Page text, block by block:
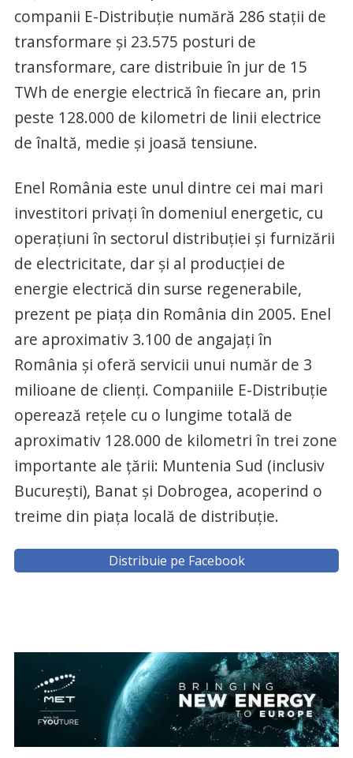
companii E-Distribuție numără 286 stații de
transformare și 23.575 posturi de
transformare, care distribuie în jur de 15
TWh de energie electrică în fiecare an, prin
peste 128.000 de kilometri de linii electrice
de înaltă, medie și joasă tensiune.
Enel România este unul dintre cei mai mari
investitori privați în domeniul energetic, cu
operațiuni în sectorul distribuției și furnizării
de electricitate, dar și al producției de
energie electrică din surse regenerabile,
prezent pe piața din România din 2005. Enel
are aproximativ 3.100 de angajați în
România și oferă servicii unui număr de 3
milioane de clienți. Companiile E-Distribuție
operează rețele cu o lungime totală de
aproximativ 128.000 de kilometri în trei zone
importante ale țării: Muntenia Sud (inclusiv
București), Banat și Dobrogea, acoperind o
treime din piața locală de distribuție.
Distribuie pe Facebook